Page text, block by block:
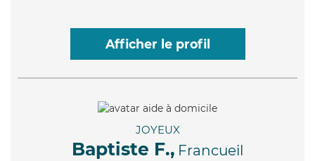
Afficher le profil
JOYEUX
Baptiste F., Francueil